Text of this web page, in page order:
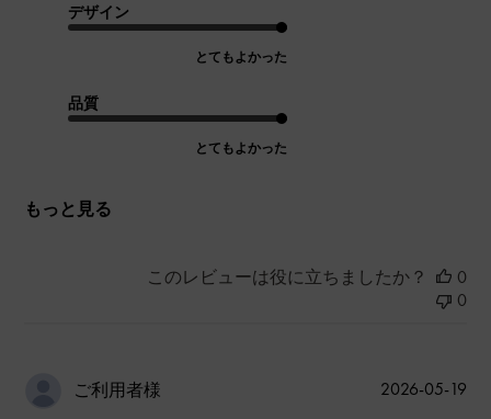
デザイン
とてもよかった
品質
とてもよかった
もっと見る
このレビューは役に立ちましたか？
0
0
ご利用者様
公
2026-05-19